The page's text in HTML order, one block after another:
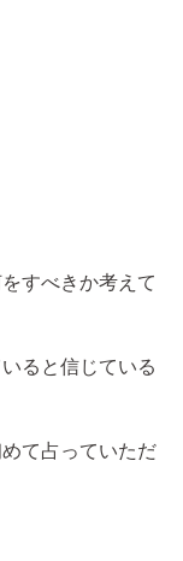
すべきか考えて
ると信じている
て占っていただ